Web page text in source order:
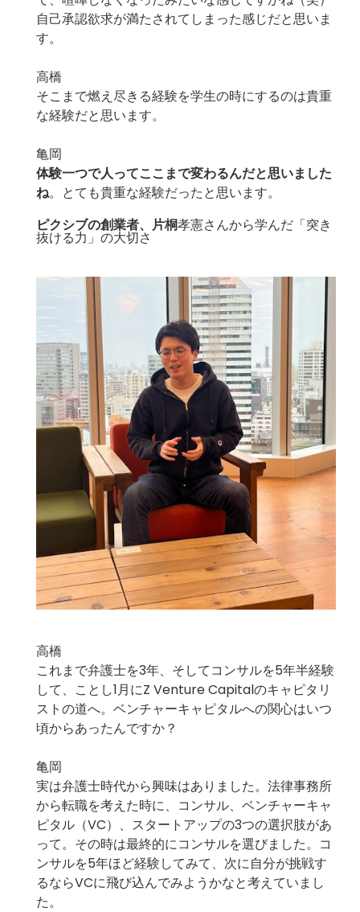
自己承認欲求が満たされてしまった感じだと思いま
す。
高橋
そこまで燃え尽きる経験を学生の時にするのは貴重
な経験だと思います。
亀岡
体験一つで人ってここまで変わるんだと思いました
ね。とても貴重な経験だったと思います。
ピクシブの創業者、 片桐孝憲さんから学んだ「突き
抜ける力」の大切さ
高橋
これまで弁護士を3年、そしてコンサルを5年半経験
して、ことし1月にZ Venture Capitalのキャピタリ
ストの道へ。ベンチャーキャピタルへの関心はいつ
頃からあったんですか？
亀岡
実は弁護士時代から興味はありました。法律事務所
から転職を考えた時に、コンサル、ベンチャーキャ
ピタル（VC）、スタートアップの3つの選択肢があ
って。その時は最終的にコンサルを選びました。コ
ンサルを5年ほど経験してみて、次に自分が挑戦す
るならVCに飛び込んでみようかなと考えていまし
た。